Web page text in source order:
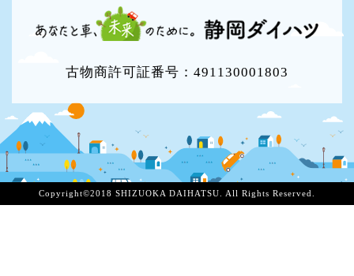
古物商許可証番号：491130001803
Copyright©2018 SHIZUOKA DAIHATSU. All Rights Reserved.